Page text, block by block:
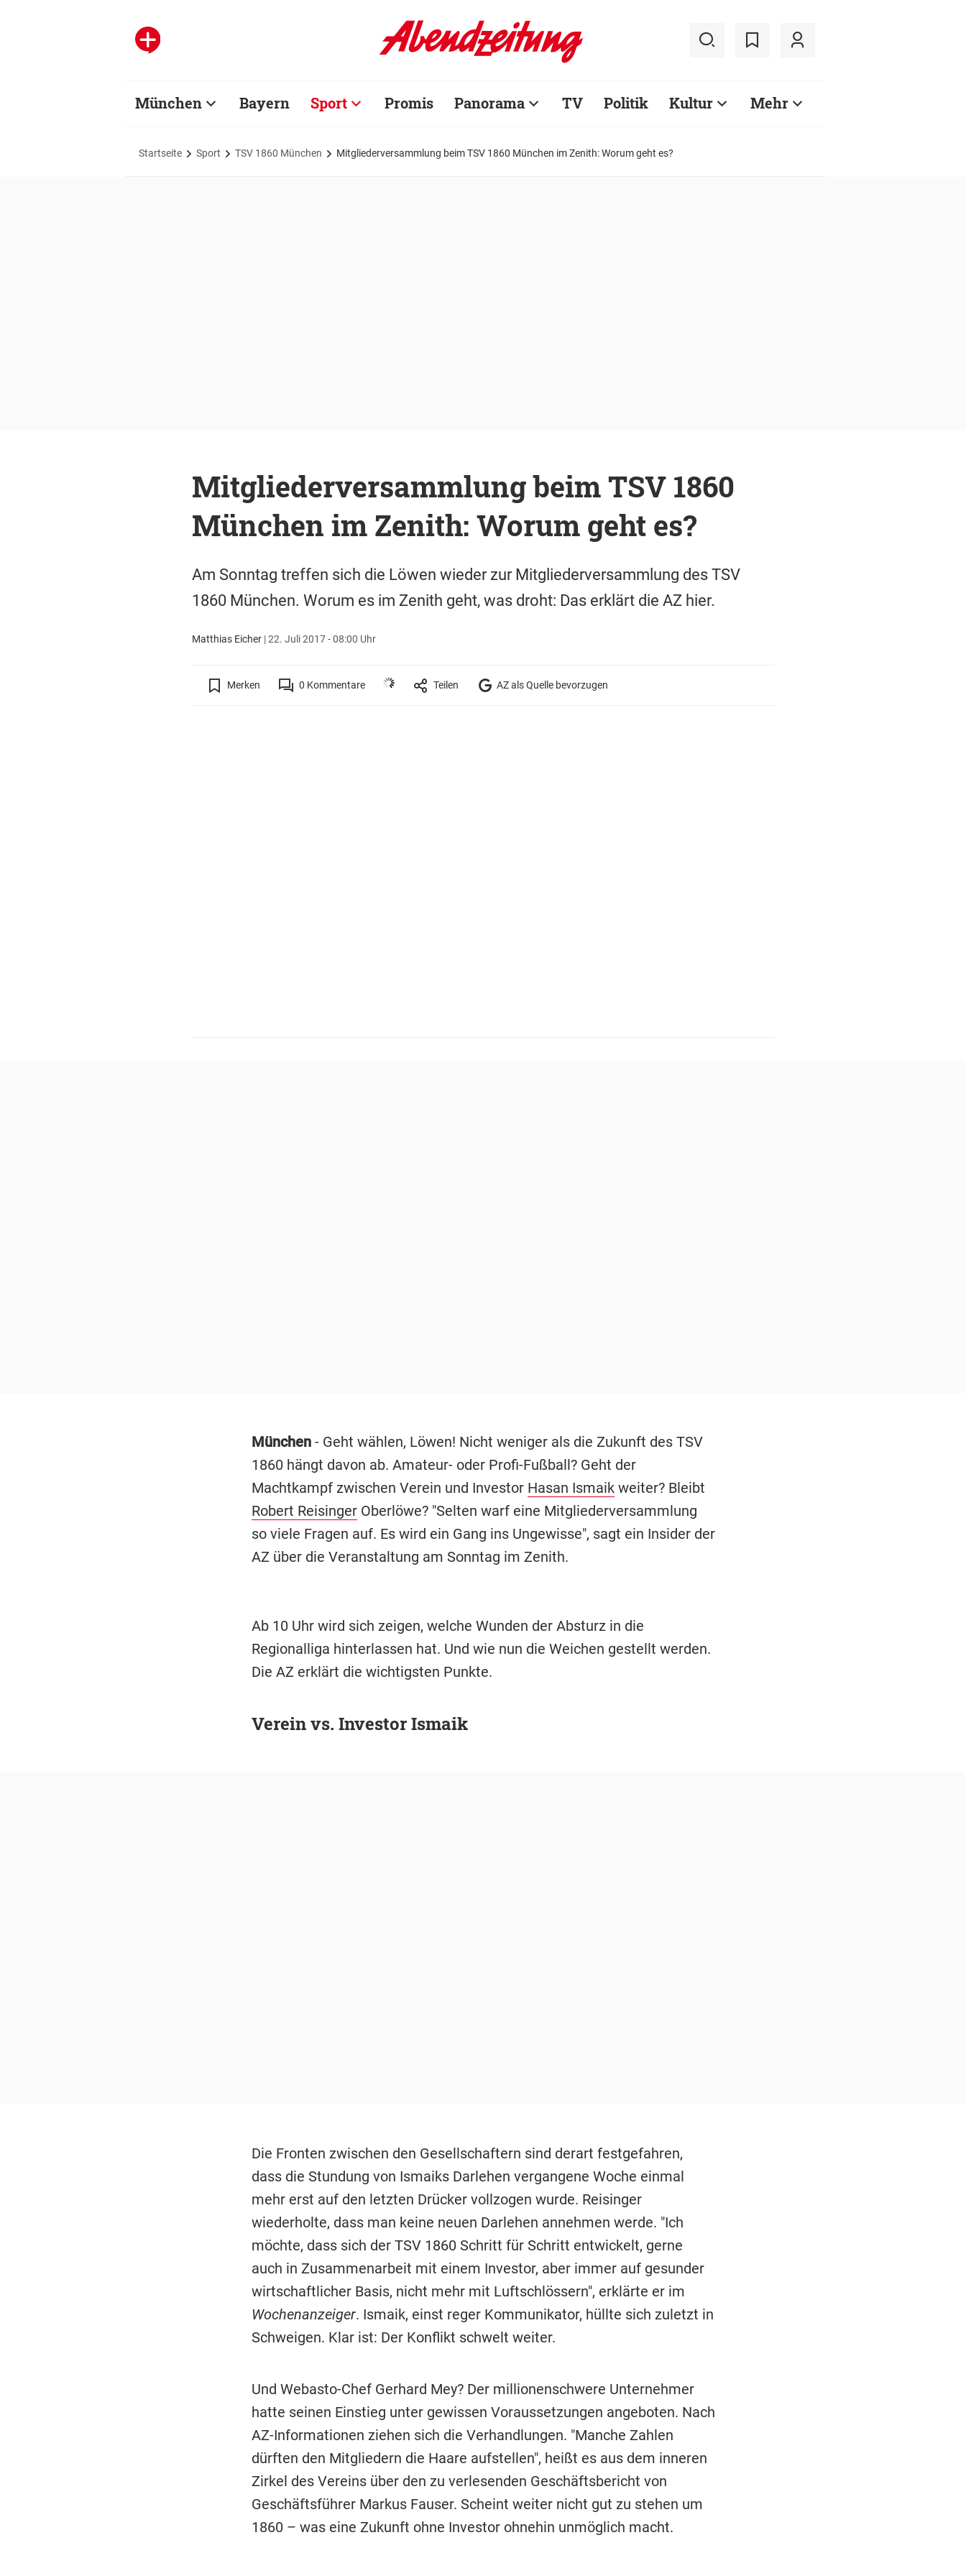
München Bayern Sport Promis Panorama TV Politik Kultur Mehr
Startseite Sport TSV 1860 München Mitgliederversammlung beim TSV 1860 München im Zenith: Worum geht es?
Mitgliederversammlung beim TSV 1860
München im Zenith: Worum geht es?
Am Sonntag treffen sich die Löwen wieder zur Mitgliederversammlung des TSV
1860 München. Worum es im Zenith geht, was droht: Das erklärt die AZ hier.
Matthias Eicher|22. Juli 2017 - 08:00 Uhr
Merken 0 Kommentare Teilen AZ als Quelle bevorzugen
München- Geht wählen, Löwen! Nicht weniger als die Zukunft des TSV
1860 hängt davon ab. Amateur- oder Profi-Fußball? Geht der
Machtkampf zwischen Verein und Investor Hasan Ismaikweiter? Bleibt
Robert ReisingerOberlöwe? "Selten warf eine Mitgliederversammlung
so viele Fragen auf. Es wird ein Gang ins Ungewisse", sagt ein Insider der
AZ über die Veranstaltung am Sonntag im Zenith.
Ab 10 Uhr wird sich zeigen, welche Wunden der Absturz in die
Regionalliga hinterlassen hat. Und wie nun die Weichen gestellt werden.
Die AZ erklärt die wichtigsten Punkte.
Verein vs. Investor Ismaik
Die Fronten zwischen den Gesellschaftern sind derart festgefahren,
dass die Stundung von Ismaiks Darlehen vergangene Woche einmal
mehr erst auf den letzten Drücker vollzogen wurde. Reisinger
wiederholte, dass man keine neuen Darlehen annehmen werde. "Ich
möchte, dass sich der TSV 1860 Schritt für Schritt entwickelt, gerne
auch in Zusammenarbeit mit einem Investor, aber immer auf gesunder
wirtschaftlicher Basis, nicht mehr mit Luftschlössern", erklärte er im
Wochenanzeiger. Ismaik, einst reger Kommunikator, hüllte sich zuletzt in
Schweigen. Klar ist: Der Konflikt schwelt weiter.
Und Webasto-Chef Gerhard Mey? Der millionenschwere Unternehmer
hatte seinen Einstieg unter gewissen Voraussetzungen angeboten. Nach
AZ-Informationen ziehen sich die Verhandlungen. "Manche Zahlen
dürften den Mitgliedern die Haare aufstellen", heißt es aus dem inneren
Zirkel des Vereins über den zu verlesenden Geschäftsbericht von
Geschäftsführer Markus Fauser. Scheint weiter nicht gut zu stehen um
1860 – was eine Zukunft ohne Investor ohnehin unmöglich macht.